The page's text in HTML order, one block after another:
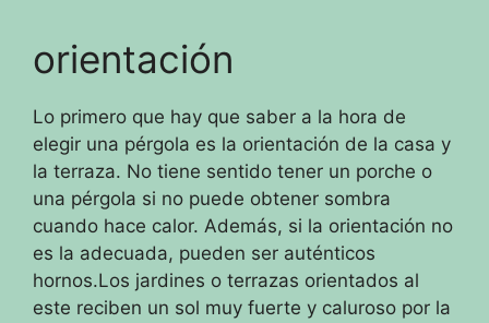
orientación
Lo primero que hay que saber a la hora de
elegir una pérgola es la orientación de la casa y
la terraza. No tiene sentido tener un porche o
una pérgola si no puede obtener sombra
cuando hace calor. Además, si la orientación no
es la adecuada, pueden ser auténticos
hornos.Los jardines o terrazas orientados al
este reciben un sol muy fuerte y caluroso por la